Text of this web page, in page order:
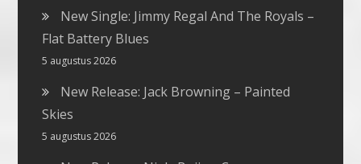
New Single: Jimmy Regal And The Royals –
Flat Battery Blues
5 augustus 2026
New Release: Jack Browning – Painted
Skies
5 augustus 2026